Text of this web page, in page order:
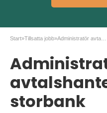
Start»Tillsatta jobb»
storbank